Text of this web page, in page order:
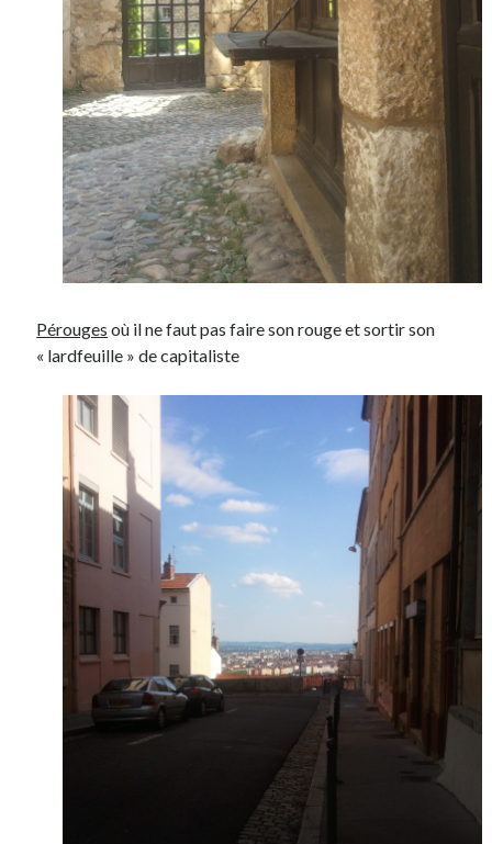
Post inutile
Proust
Sorties cuculturelles
Tavukoi
Vidéos
Pérouges où il ne faut pas faire son rouge et sortir son
« lardfeuille » de capitaliste